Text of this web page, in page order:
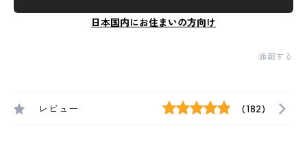
日本国内にお住まいの方向け
通報する
レビュー (182)